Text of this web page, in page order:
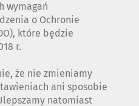
wymagań
o Ochronie
które będzie
r.
że nie zmieniamy
ani sposobie
natomiast